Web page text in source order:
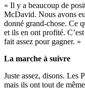
« Il y a beaucoup de
McDavid. Nous avons
donné grand-chose. Ce
et ils en ont profité.
fait assez pour gagner. »
La marche à suivre
Juste assez, disons. Les
mais ils ont tout de